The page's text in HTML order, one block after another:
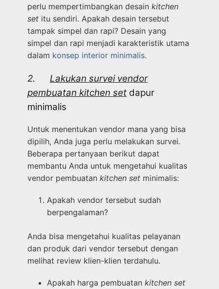
perlu mempertimbangkan desain kitchen
set itu sendiri. Apakah desain tersebut
tampak simpel dan rapi? Desain yang
simpel dan rapi menjadi karakteristik utama
dalam konsep interior minimalis.
2. Lakukan survei vendor
pembuatan kitchen set dapur
minimalis
Untuk menentukan vendor mana yang bisa
dipilih, Anda juga perlu melakukan survei.
Beberapa pertanyaan berikut dapat
membantu Anda untuk mengetahui kualitas
vendor pembuatan kitchen set minimalis:
Apakah vendor tersebut sudah
berpengalaman?
Anda bisa mengetahui kualitas pelayanan
dan produk dari vendor tersebut dengan
melihat review klien-klien terdahulu.
Apakah harga pembuatan kitchen set